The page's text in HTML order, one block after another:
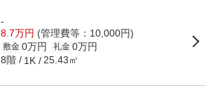
-
8.7万円 (管理費等：10,000円)
敷金 0万円 礼金 0万円
8階 1K 25.43㎡